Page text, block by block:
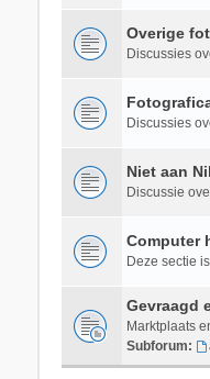
Overige
Discussies
Discussies
Niet aan
Discussie
Computer
Deze sectie
Gevraagd
Marktplaats
Subforum: